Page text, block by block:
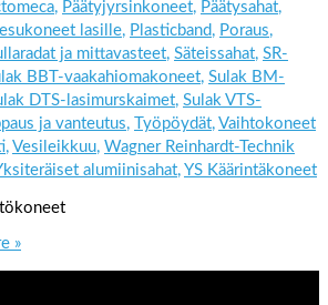
, Päätyjyrsinkoneet, Päätysahat,
lasille, Plasticband, Poraus,
ja mittavasteet, Säteissahat, SR-
BBT-vaakahiomakoneet, Sulak BM-
DTS-lasimurskaimet, Sulak VTS-
ja vanteutus, Työpöydät, Vaihtokoneet
, Vesileikkuu, Wagner Reinhardt-Technik
alumiinisahat, YS Käärintäkoneet
»